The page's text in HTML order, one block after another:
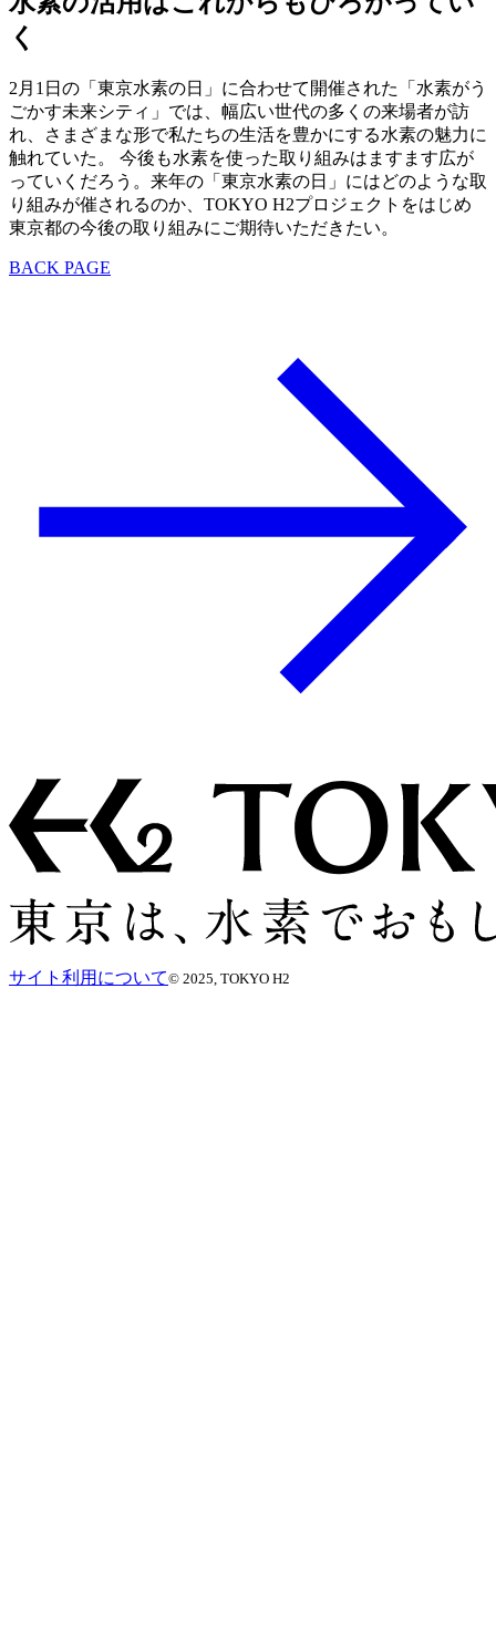
く
2月1日の「東京水素の日」に合わせて開催された「水素がう
ごかす未来シティ」では、幅広い世代の多くの来場者が訪
れ、さまざまな形で私たちの生活を豊かにする水素の魅力に
触れていた。 今後も水素を使った取り組みはますます広が
っていくだろう。来年の「東京水素の日」にはどのような取
り組みが催されるのか、TOKYO H2プロジェクトをはじめ
東京都の今後の取り組みにご期待いただきたい。
BACK PAGE
サイト利用について© 2025, TOKYO H2